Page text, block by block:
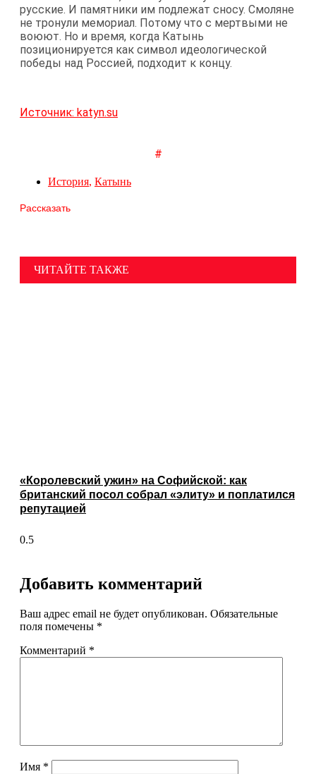
русские. И памятники им подлежат сносу. Смоляне
не тронули мемориал. Потому что с мертвыми не
воюют. Но и время, когда Катынь
позиционируется как символ идеологической
победы над Россией, подходит к концу.
Источник: katyn.su
#
История, Катынь
Рассказать
ЧИТАЙТЕ ТАКЖЕ
«Королевский ужин» на Софийской: как
британский посол собрал «элиту» и поплатился
репутацией
Добавить комментарий
Ваш адрес email не будет опубликован. Обязательные
поля помечены *
Комментарий *
Имя *